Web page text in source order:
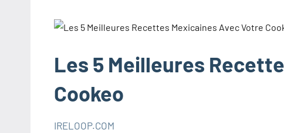
Les 5 Meilleures
Cookeo
IRELOOP.COM